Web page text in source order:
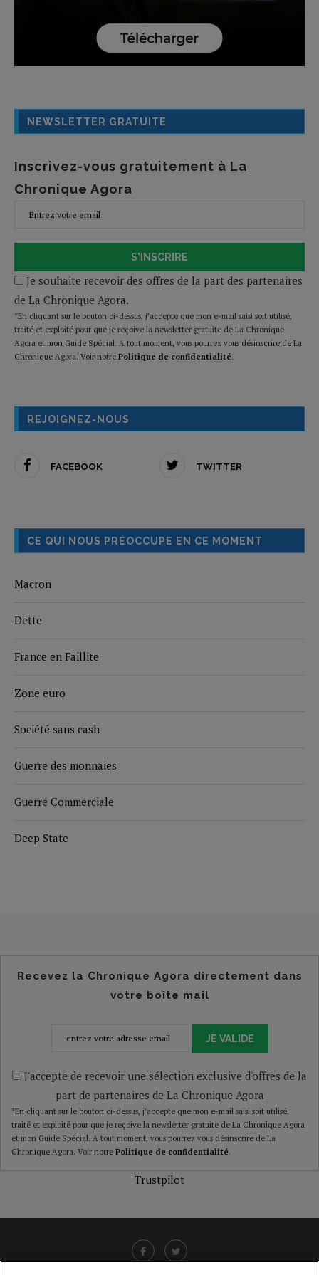
NEWSLETTER GRATUITE
Inscrivez-vous gratuitement à La
Chronique Agora
S'INSCRIRE
Je souhaite recevoir des offres de la part des partenaires
de La Chronique Agora.
*En cliquant sur le bouton ci-dessus, j’accepte que mon e-mail saisi soit utilisé,
traité et exploité pour que je reçoive la newsletter gratuite de La Chronique
Agora et mon Guide Spécial. A tout moment, vous pourrez vous désinscrire de La
Chronique Agora. Voir notre Politique de confidentialité.
REJOIGNEZ-NOUS
FACEBOOK TWITTER
CE QUI NOUS PRÉOCCUPE EN CE MOMENT
Macron
Dette
France en Faillite
Zone euro
Société sans cash
Guerre des monnaies
Guerre Commerciale
Deep State
Recevez la Chronique Agora directement dans
votre boîte mail
JE VALIDE
J'accepte de recevoir une sélection exclusive d'offres de la
part de partenaires de La Chronique Agora
*En cliquant sur le bouton ci-dessus, j’accepte que mon e-mail saisi soit utilisé,
traité et exploité pour que je reçoive la newsletter gratuite de La Chronique Agora
et mon Guide Spécial. A tout moment, vous pourrez vous désinscrire de La
Chronique Agora. Voir notre Politique de confidentialité.
Trustpilot